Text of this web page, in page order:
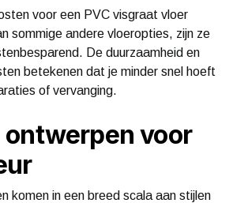
voor een PVC visgraat vloer
sommige andere vloeropties, zijn ze
De duurzaamheid en
betekenen dat je minder snel hoeft
of vervanging.
ontwerpen voor
komen in een breed scala aan stijlen